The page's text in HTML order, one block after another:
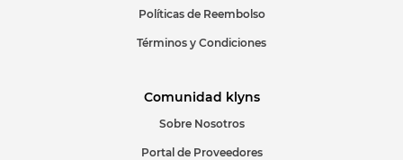
Políticas de Reembolso
Términos y Condiciones
Comunidad klyns
Sobre Nosotros
Portal de Proveedores